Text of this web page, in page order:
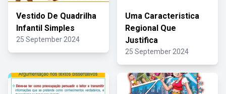
Vestido De Quadrilha
Infantil Simples
25 September 2024
Uma Caracteristica
Regional Que
Justifica
25 September 2024